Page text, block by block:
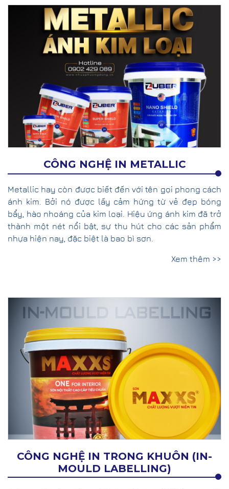
CÔNG NGHỆ IN METALLIC
Metallic hay còn được biết đến với tên gọi phong cách
ánh kim. Bởi nó được lấy cảm hứng từ vẻ đẹp bóng
bẩy, hào nhoáng của kim loại. Hiệu ứng ánh kim đã trở
thành một nét nổi bật, sự thu hút cho các sản phẩm
nhựa hiện nay, đặc biệt là bao bì sơn.
Xem thêm >>
CÔNG NGHỆ IN TRONG KHUÔN (IN-
MOULD LABELLING)